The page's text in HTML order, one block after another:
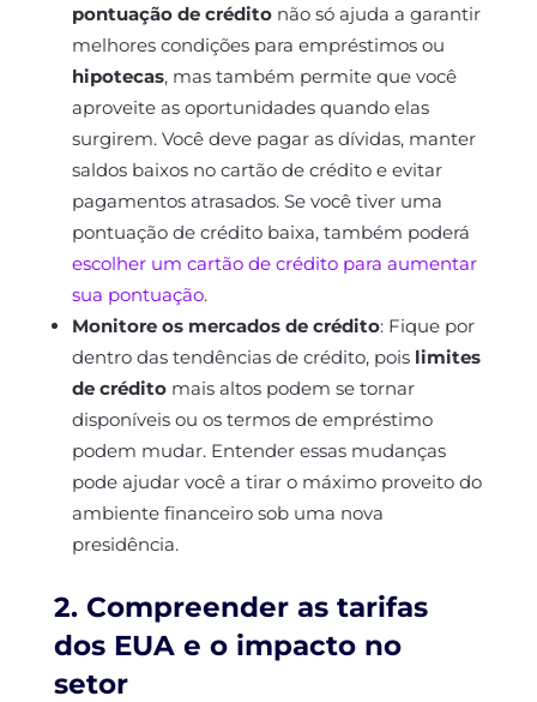
pontuação de créditonão só ajuda a garantir
melhores condições para empréstimos ou
hipotecas, mas também permite que você
aproveite as oportunidades quando elas
surgirem. Você deve pagar as dívidas, manter
saldos baixos no cartão de crédito e evitar
pagamentos atrasados. Se você tiver uma
pontuação de crédito baixa, também poderá
escolher um cartão de crédito para aumentar
sua pontuação.
Monitore os mercados de crédito: Fique por
dentro das tendências de crédito, pois limites
de créditomais altos podem se tornar
disponíveis ou os termos de empréstimo
podem mudar. Entender essas mudanças
pode ajudar você a tirar o máximo proveito do
ambiente financeiro sob uma nova
presidência.
2. Compreender as tarifas
dos EUA e o impacto no
setor